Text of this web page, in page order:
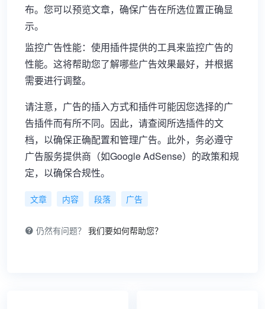
布。您可以预览文章，确保广告在所选位置正确显
示。
监控广告性能：使用插件提供的工具来监控广告的
性能。这将帮助您了解哪些广告效果最好，并根据
需要进行调整。
请注意，广告的插入方式和插件可能因您选择的广
告插件而有所不同。因此，请查阅所选插件的文
档，以确保正确配置和管理广告。此外，务必遵守
广告服务提供商（如Google AdSense）的政策和规
定，以确保合规性。
文章 内容 段落 广告
仍然有问题？ 我们要如何帮助您？